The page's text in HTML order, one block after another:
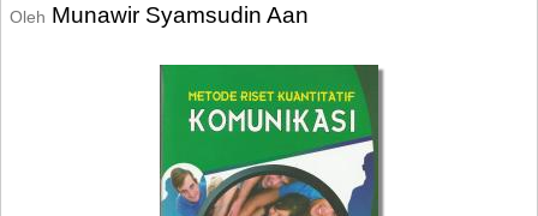
Oleh Munawir Syamsudin Aan